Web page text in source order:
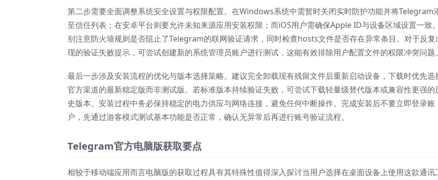
第二步需要全面调整系统安全设置与权限配置。在Windows系统中需暂时关闭实时防护功能并将Telegram
至信任列表；在安卓平台则要允许未知来源应用安装权限；而iOS用户需确保Apple ID与设备区域设置一致
别注意防火墙规则是否阻止了Telegram的联网验证请求，同时检查hosts文件是否存在异常条目。对于反复
现的验证失败提示，可尝试创建新的系统管理员账户进行测试，这能有效排除用户配置文件的权限冲突问题。
最后一步涉及安装流程的优化与版本选择策略。建议完全卸载现有残留文件后重新启动设备，下载时优先选
官方渠道的最新稳定版而非测试版。若标准版本持续验证失败，可尝试下载轻量级替代版本或兼容性更强的
史版本。安装过程中务必保持稳定的电力供应与网络连接，避免任何中断操作。完成安装后不要立即登录账
户，先通过游客模式测试基本功能是否正常，确认无异常后再进行账号验证流程。
Telegram官方电脑版获取要点
相较于移动端应用而言电脑版的获取过程具有其特殊性值得深入探讨当用户选择在桌面设备上使用这款通讯